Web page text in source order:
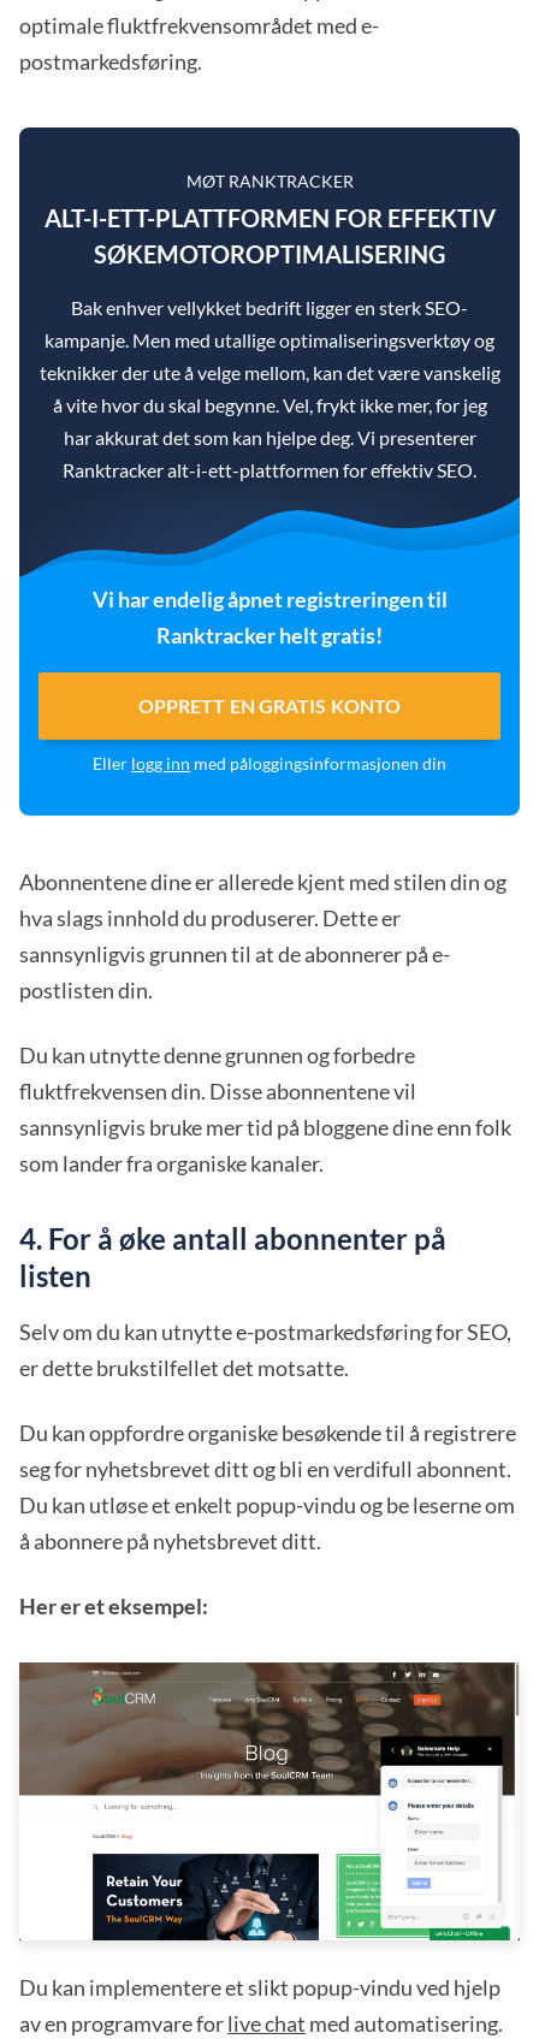
optimale fluktfrekvensområdet med e-
postmarkedsføring.
MØT RANKTRACKER
ALT-I-ETT-PLATTFORMEN FOR EFFEKTIV
SØKEMOTOROPTIMALISERING
Bak enhver vellykket bedrift ligger en sterk SEO-
kampanje. Men med utallige optimaliseringsverktøy og
teknikker der ute å velge mellom, kan det være vanskelig
å vite hvor du skal begynne. Vel, frykt ikke mer, for jeg
har akkurat det som kan hjelpe deg. Vi presenterer
Ranktracker alt-i-ett-plattformen for effektiv SEO.
Vi har endelig åpnet registreringen til
Ranktracker helt gratis!
OPPRETT EN GRATIS KONTO
Eller logg inn med påloggingsinformasjonen din
Abonnentene dine er allerede kjent med stilen din og
hva slags innhold du produserer. Dette er
sannsynligvis grunnen til at de abonnerer på e-
postlisten din.
Du kan utnytte denne grunnen og forbedre
fluktfrekvensen din. Disse abonnentene vil
sannsynligvis bruke mer tid på bloggene dine enn folk
som lander fra organiske kanaler.
4. For å øke antall abonnenter på
listen
Selv om du kan utnytte e-postmarkedsføring for SEO,
er dette brukstilfellet det motsatte.
Du kan oppfordre organiske besøkende til å registrere
seg for nyhetsbrevet ditt og bli en verdifull abonnent.
Du kan utløse et enkelt popup-vindu og be leserne om
å abonnere på nyhetsbrevet ditt.
Her er et eksempel:
Du kan implementere et slikt popup-vindu ved hjelp
av en programvare forlive chat med automatisering.